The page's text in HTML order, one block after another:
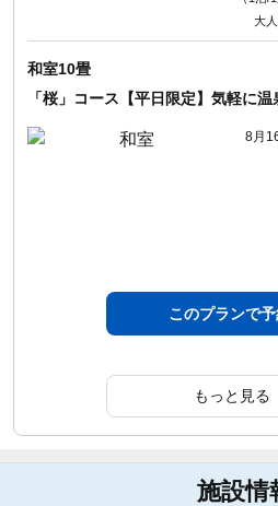
大
和室10畳
「桜」コース【平日限定】気軽に
8月
このプランで
もっと見る
施設情